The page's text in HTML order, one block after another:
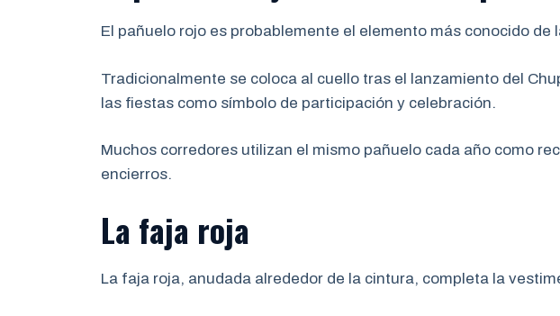
El pañuelo rojo es probablemente el elemento más conocido
Tradicionalmente se coloca al cuello tras el lanzamiento del
las fiestas como símbolo de participación y celebración.
Muchos corredores utilizan el mismo pañuelo cada año como
encierros.
La faja roja
La faja roja, anudada alrededor de la cintura, completa la